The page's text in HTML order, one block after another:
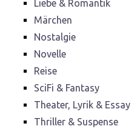
Liebe & Romantik
Märchen
Nostalgie
Novelle
Reise
SciFi & Fantasy
Theater, Lyrik & Essay
Thriller & Suspense